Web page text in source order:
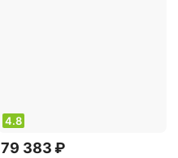
4.8
79 383 ₽